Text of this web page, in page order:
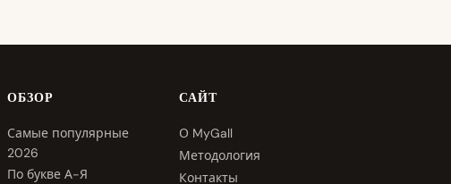
ОБЗОР
Самые популярные
2026
По букве А-Я
САЙТ
О MyGall
Методология
Контакты